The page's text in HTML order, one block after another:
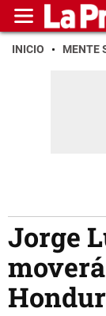
INICIO MENTE
Jorge